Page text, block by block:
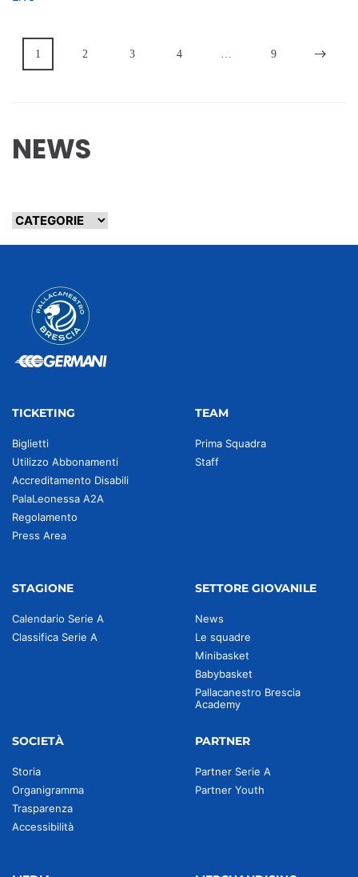
1 2 3 4 9
NEWS
TICKETING
Biglietti
Utilizzo Abbonamenti
Accreditamento Disabili
PalaLeonessa A2A
Regolamento
Press Area
TEAM
Prima Squadra
Staff
STAGIONE
Calendario Serie A
Classifica Serie A
SETTORE GIOVANILE
News
Le squadre
Minibasket
Babybasket
Pallacanestro Brescia
Academy
SOCIETÀ
Storia
Organigramma
Trasparenza
Accessibilità
PARTNER
Partner Serie A
Partner Youth